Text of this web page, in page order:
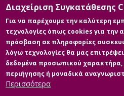
Τμήμα: Δημόσια Ιστορία (ΔΙΣ)
Περίληψη (Abstract):
Η διάσταση
διαχρονικά αποτελεί ενα στοιχείο
οι μελλοντικές γενιές, να
σειρά απο γεγονότα του
ταυτόχρονα να αποτελέσουν
κοινωνίες του μέλλοντος.Η
καθοδήγησης είναι μια
σχέση με πολλές πτυχές ...
Διαχείριση Συγκατάθεσης
Για να παρέχουμε την καλύτερη
τεχνολογίες όπως cookies για την
πρόσβαση σε πληροφορίες
λόγω τεχνολογίες θα μας
δεδομένα προσωπικού
περιήγησης ή μοναδικά
Περισσότερα